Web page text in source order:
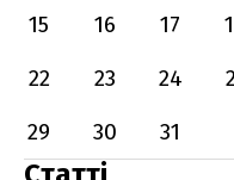
15
16 17
22
23 24
29
30 31